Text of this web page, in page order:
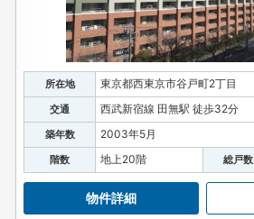
所在地 東京都西東京市谷戸町2丁目
交通 西武新宿線 田無駅 徒歩32分
築年数 2003年5月
階数 地上20階 総戸数
物件詳細